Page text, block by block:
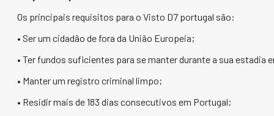
Os principais requisitos para o Visto D7 portugal são:
• Ser um cidadão de fora da União Europeia;
• Ter fundos suficientes para se manter durante a sua estadia
• Manter um registro criminal limpo;
• Residir mais de 183 dias consecutivos em Portugal;